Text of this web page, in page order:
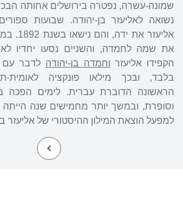
שמונה-עשרה, נפטרה בירושלים אחותה
נשואה לאליעזר בן-יהודה. שבועות
אליעזר
את שמה לחמדה, והשניים נסעו יחדיו
הקפידו אליעזר וחמדה בן-יהודה לדבר עם
בלבד, ובכך מילאו פונקציה לאומית-
הראשונה הדוברת עברית. לימים הפכה
וסופרת, ובמשך יותר מחמישים שנה
למפעל הוצאת המילון ההיסטורי של אליעזר